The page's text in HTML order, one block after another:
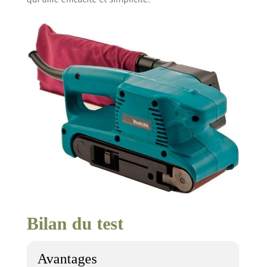
Bilan du test
Avantages